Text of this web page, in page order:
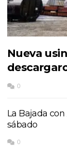
Nueva
0
La Bajada
sábado
0